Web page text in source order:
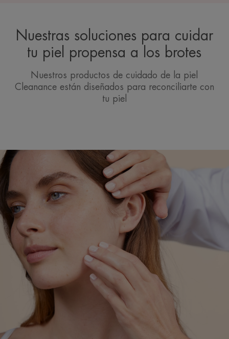
Nuestras soluciones para cuidar
tu piel propensa a los brotes
Nuestros productos de cuidado de la piel
Cleanance están diseñados para reconciliarte con
tu piel